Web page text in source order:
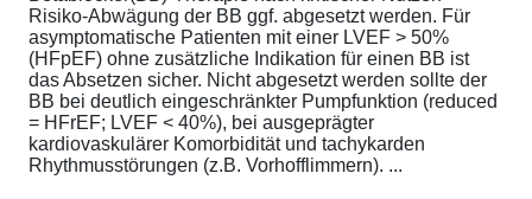
Risiko-Abwägung der BB ggf. abgesetzt werden. Für
asymptomatische Patienten mit einer LVEF > 50%
(HFpEF) ohne zusätzliche Indikation für einen BB ist
das Absetzen sicher. Nicht abgesetzt werden sollte der
BB bei deutlich eingeschränkter Pumpfunktion (reduced
= HFrEF; LVEF < 40%), bei ausgeprägter
kardiovaskulärer Komorbidität und tachykarden
Rhythmusstörungen (z.B. Vorhofflimmern). ...